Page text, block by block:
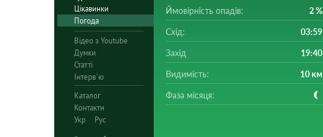
Цікавинки
Погода
Відео з Youtube
Думки
Статті
Інтерв`ю
Каталог
Контакти
Укр
Рус
Ймовірність опадів: 2 %
Схід: 03:59
Захід 19:40
Видимість: 10 км
Фаза місяця: